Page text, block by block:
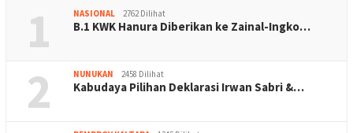
1 NASIONAL 2762 Dilihat
B.1 KWK Hanura Diberikan ke Zainal-Ingko…
2 NUNUKAN 2458 Dilihat
Kabudaya Pilihan Deklarasi Irwan Sabri &…